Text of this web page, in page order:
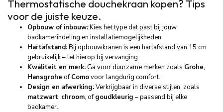
Thermostatische douchekraan kopen? Tips
voor de juiste keuze.
Opbouw of inbouw:Kies het type dat past bij jouw
badkamerindeling en installatie­mogelijkheden.
Hartafstand:Bij opbouwkranen is een hartafstand van 15 cm
gebruikelijk – let hierop bij vervanging.
Kwaliteit en merk: Ga voor duurzame merken zoals Grohe,
Hansgrohe of Comovoor langdurig comfort.
Design en afwerking:Verkrijgbaar in diverse stijlen, zoals
matzwart, chroom, of goudkleurig – passend bij elke
badkamer.